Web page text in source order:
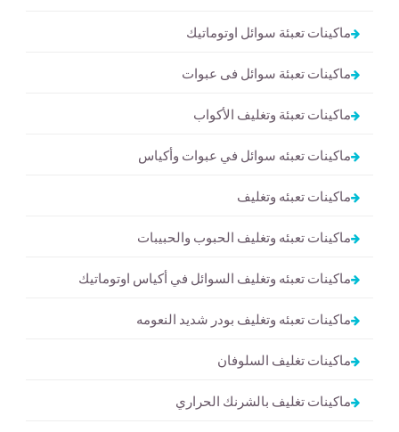
ماكينات تعبئة سوائل اوتوماتيك
ماكينات تعبئة سوائل فى عبوات
ماكينات تعبئة وتغليف الأكواب
ماكينات تعبئه سوائل في عبوات وأكياس
ماكينات تعبئه وتغليف
ماكينات تعبئه وتغليف الحبوب والحبيبات
ماكينات تعبئه وتغليف السوائل في أكياس اوتوماتيك
ماكينات تعبئه وتغليف بودر شديد النعومه
ماكينات تغليف السلوفان
ماكينات تغليف بالشرنك الحراري